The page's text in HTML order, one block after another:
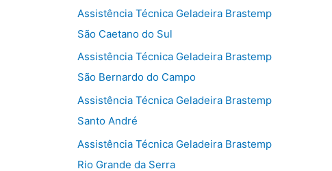
Assistência Técnica Geladeira Brastemp
São Caetano do Sul
Assistência Técnica Geladeira Brastemp
São Bernardo do Campo
Assistência Técnica Geladeira Brastemp
Santo André
Assistência Técnica Geladeira Brastemp
Rio Grande da Serra